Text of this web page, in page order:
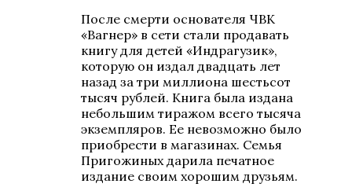
После смерти основателя ЧВК
«Вагнер» в сети стали продавать
книгу для детей «Индрагузик»,
которую он издал двадцать лет
назад за три миллиона шестьсот
тысяч рублей. Книга была издана
небольшим тиражом всего тысяча
экземпляров. Ее невозможно было
приобрести в магазинах. Семья
Пригожиных дарила печатное
издание своим хорошим друзьям.